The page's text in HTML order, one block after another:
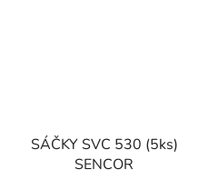
SÁČKY SVC 530 (5ks)
SENCOR